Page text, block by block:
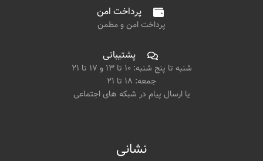
پرداخت امن
پرداخت امن و مطمن
پشتیبانی
شنبه تا پنج شنبه: ۱۰ تا ۱۳ و ۱۷ تا ۲۱
جمعه: ۱۸ تا ۲۱
یا ارسال پیام در شبکه های اجتماعی
نشانی